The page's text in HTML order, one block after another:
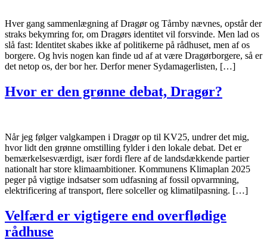
Hver gang sammenlægning af Dragør og Tårnby nævnes, opstår der
straks bekymring for, om Dragørs identitet vil forsvinde. Men lad os
slå fast: Identitet skabes ikke af politikerne på rådhuset, men af os
borgere. Og hvis nogen kan finde ud af at være Dragørborgere, så er
det netop os, der bor her. Derfor mener Sydamagerlisten, […]
Hvor er den grønne debat, Dragør?
Når jeg følger valgkampen i Dragør op til KV25, undrer det mig,
hvor lidt den grønne omstilling fylder i den lokale debat. Det er
bemærkelsesværdigt, især fordi flere af de landsdækkende partier
nationalt har store klimaambitioner. Kommunens Klimaplan 2025
peger på vigtige indsatser som udfasning af fossil opvarmning,
elektrificering af transport, flere solceller og klimatilpasning. […]
Velfærd er vigtigere end overflødige
rådhuse